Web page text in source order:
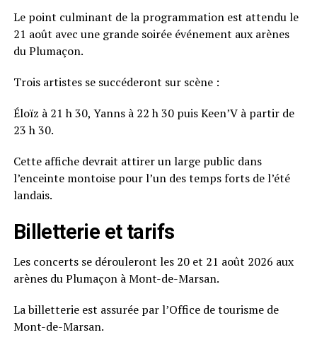
Le point culminant de la programmation est attendu le
21 août avec une grande soirée événement aux arènes
du Plumaçon.
Trois artistes se succéderont sur scène :
Éloïz à 21 h 30, Yanns à 22 h 30 puis Keen’V à partir de
23 h 30.
Cette affiche devrait attirer un large public dans
l’enceinte montoise pour l’un des temps forts de l’été
landais.
Billetterie et tarifs
Les concerts se dérouleront les 20 et 21 août 2026 aux
arènes du Plumaçon à Mont-de-Marsan.
La billetterie est assurée par l’Office de tourisme de
Mont-de-Marsan.